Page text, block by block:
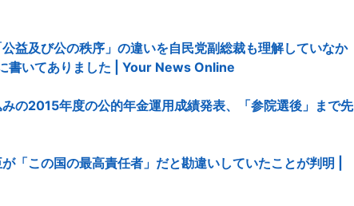
公益及び公の秩序」の違いを自民党副総裁も理解していなか
書いてありました | Your News Online
みの2015年度の公的年金運用成績発表、「参院選後」まで先
「この国の最高責任者」だと勘違いしていたことが判明 |